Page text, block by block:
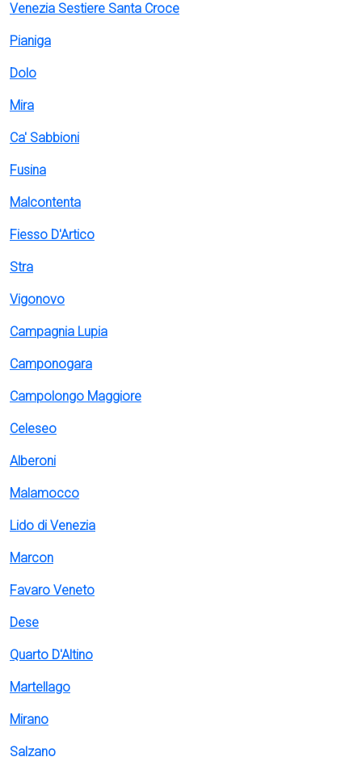
Venezia Sestiere Santa Croce
Pianiga
Dolo
Mira
Ca' Sabbioni
Fusina
Malcontenta
Fiesso D'Artico
Stra
Vigonovo
Campagnia Lupia
Camponogara
Campolongo Maggiore
Celeseo
Alberoni
Malamocco
Lido di Venezia
Marcon
Favaro Veneto
Dese
Quarto D'Altino
Martellago
Mirano
Salzano